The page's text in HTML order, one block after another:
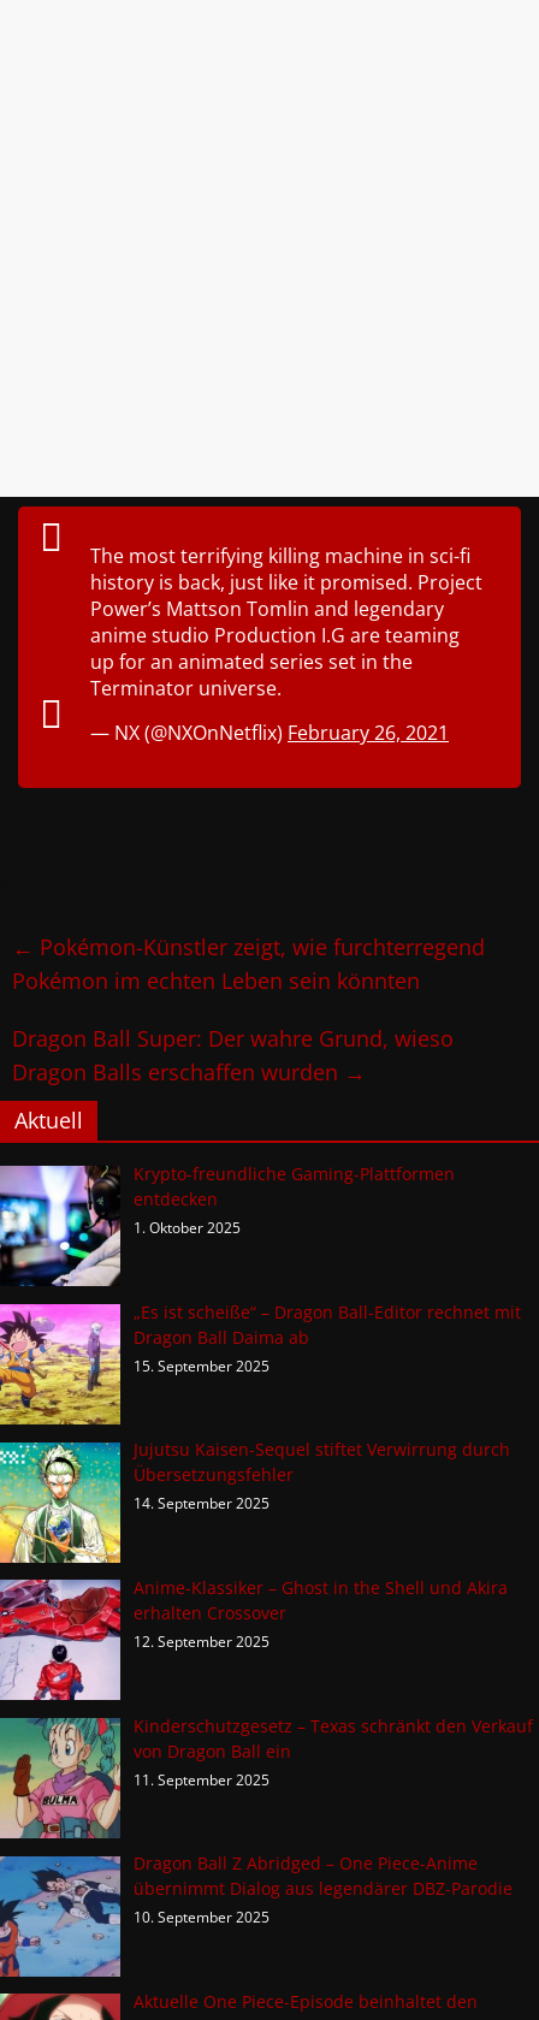
The most terrifying killing machine in sci-fi
history is back, just like it promised. Project
Power’s Mattson Tomlin and legendary
anime studio Production I.G are teaming
up for an animated series set in the
Terminator universe.
— NX (@NXOnNetflix) February 26, 2021
← Pokémon-Künstler zeigt, wie furchterregend
Pokémon im echten Leben sein könnten
Dragon Ball Super: Der wahre Grund, wieso
Dragon Balls erschaffen wurden →
Aktuell
Krypto-freundliche Gaming-Plattformen
entdecken
1. Oktober 2025
„Es ist scheiße“ – Dragon Ball-Editor rechnet mit
Dragon Ball Daima ab
15. September 2025
Jujutsu Kaisen-Sequel stiftet Verwirrung durch
Übersetzungsfehler
14. September 2025
Anime-Klassiker – Ghost in the Shell und Akira
erhalten Crossover
12. September 2025
Kinderschutzgesetz – Texas schränkt den Verkauf
von Dragon Ball ein
11. September 2025
Dragon Ball Z Abridged – One Piece-Anime
übernimmt Dialog aus legendärer DBZ-Parodie
10. September 2025
Aktuelle One Piece-Episode beinhaltet den